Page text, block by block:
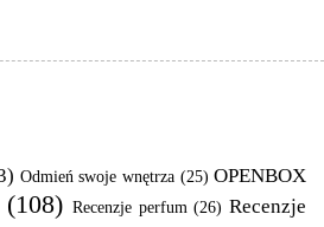
Odmień swoje wnętrza (25) OPENBOX
(108) Recenzje perfum (26) Recenzje